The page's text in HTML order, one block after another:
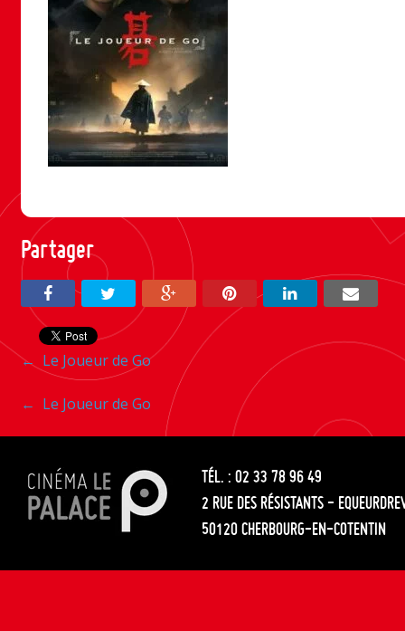
Partager
Navigation
entre
les
articles
← Le Joueur de Go
Navigation
entre
les
articles
← Le Joueur de Go
TÉL. : 02 33 78 96 49
2 RUE DES RÉSISTANTS -
50120 CHERBOURG-EN-COTENTIN